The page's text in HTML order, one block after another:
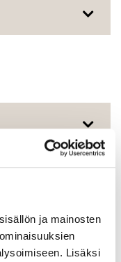
ja mainosten
Lisäksi
lapset